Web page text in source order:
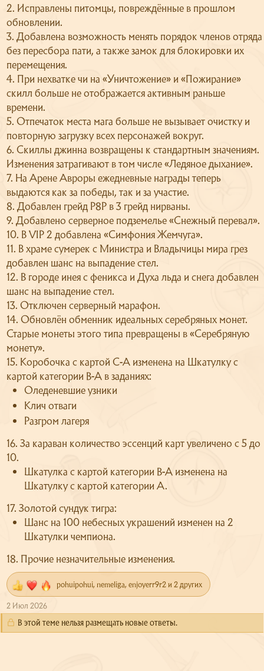
Сайт
Форум
О сервере
Скачать
Поддержка
2. Исправлены питомцы, повреждённые в прошлом
обновлении.
3. Добавлена возможность менять порядок членов отряда
без пересбора пати, а также замок для блокировки их
перемещения.
4. При нехватке чи на «Уничтожение» и «Пожирание»
скилл больше не отображается активным раньше
времени.
5. Отпечаток места мага больше не вызывает очистку и
повторную загрузку всех персонажей вокруг.
6. Скиллы джинна возвращены к стандартным значениям.
Изменения затрагивают в том числе «Ледяное дыхание».
7. На Арене Авроры ежедневные награды теперь
выдаются как за победы, так и за участие.
8. Добавлен грейд Р8Р в 3 грейд нирваны.
9. Добавлено серверное подземелье «Снежный перевал».
10. В VIP 2 добавлена «Симфония Жемчуга».
11. В храме сумерек с Министра и Владычицы мира грез
добавлен шанс на выпадение стел.
12. В городе инея с феникса и Духа льда и снега добавлен
шанс на выпадение стел.
13. Отключен серверный марафон.
14. Обновлён обменник идеальных серебряных монет.
Старые монеты этого типа превращены в «Серебряную
монету».
15. Коробочка с картой С-А изменена на Шкатулку с
картой категории B-A в заданиях:
Оледеневшие узники
Клич отваги
Разгром лагеря
16. За караван количество эссенций карт увеличено с 5 до
10.
Шкатулка с картой категории B-A изменена на
Шкатулку с картой категории А.
17. Золотой сундук тигра:
Шанс на 100 небесных украшений изменен на 2
Шкатулки чемпиона.
18. Прочие незначительные изменения.
Р
е
а
к
ц
pohuipohui, nemeliga,enjoyerr9r2 и 2 других
2 Июл 2026
В этой теме нельзя размещать новые ответы.